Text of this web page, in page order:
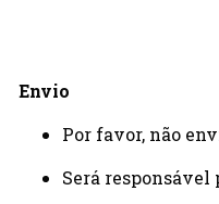
Envio
Por favor, não
Será responsável